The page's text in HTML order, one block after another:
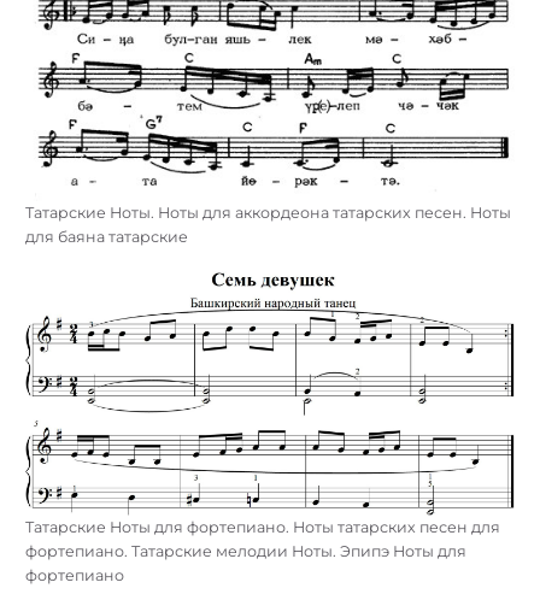
Татарские Ноты. Ноты для аккордеона татарских песен. Ноты
для баяна татарские
Татарские Ноты для фортепиано. Ноты татарских песен для
фортепиано. Татарские мелодии Ноты. Эпипэ Ноты для
фортепиано